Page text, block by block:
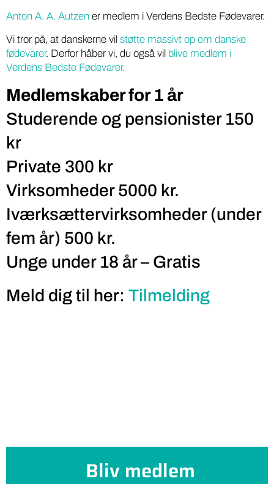
Anton A. A. Autzen er medlem i Verdens Bedste Fødevarer.
Vi tror på, at danskerne vil støtte massivt op om danske
fødevarer. Derfor håber vi, du også vil blive medlem i
Verdens Bedste Fødevarer.
Medlemskaber for 1 år
Studerende og pensionister 150
kr
Private 300 kr
Virksomheder 5000 kr.
Iværksættervirksomheder (under
fem år) 500 kr.
Unge under 18 år – Gratis
Meld dig til her: Tilmelding
Bliv medlem